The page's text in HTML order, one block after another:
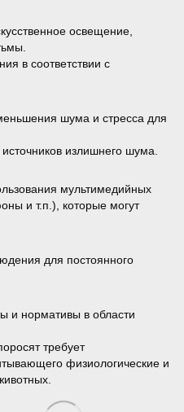
освещение,
в соответствии с
шума и стресса для
излишнего шума.
мультимедийных
и т.п.), которые могут
для постоянного
и нормативы в области
требует
физиологические и